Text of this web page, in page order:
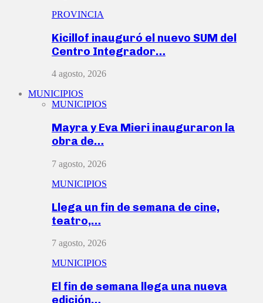
PROVINCIA
Kicillof inauguró el nuevo SUM del
Centro Integrador…
4 agosto, 2026
MUNICIPIOS
MUNICIPIOS
Mayra y Eva Mieri inauguraron la
obra de…
7 agosto, 2026
MUNICIPIOS
Llega un fin de semana de cine,
teatro,…
7 agosto, 2026
MUNICIPIOS
El fin de semana llega una nueva
edición…